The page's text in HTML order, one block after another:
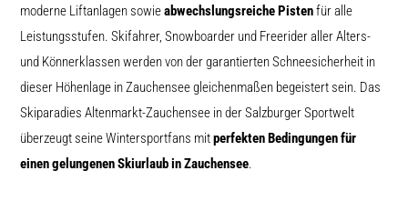
moderne Liftanlagen sowieabwechslungsreiche Pistenfür alle
Leistungsstufen. Skifahrer, Snowboarder und Freerider aller Alters-
und Könnerklassen werden von der garantierten Schneesicherheit in
dieser Höhenlage in Zauchensee gleichenmaßen begeistert sein. Das
Skiparadies Altenmarkt-Zauchensee in der Salzburger Sportwelt
überzeugt seine Wintersportfans mitperfekten Bedingungen für
einen gelungenen Skiurlaub in Zauchensee.